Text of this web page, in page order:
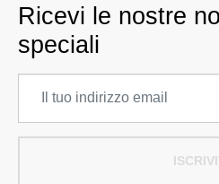
Ricevi le nostre
speciali